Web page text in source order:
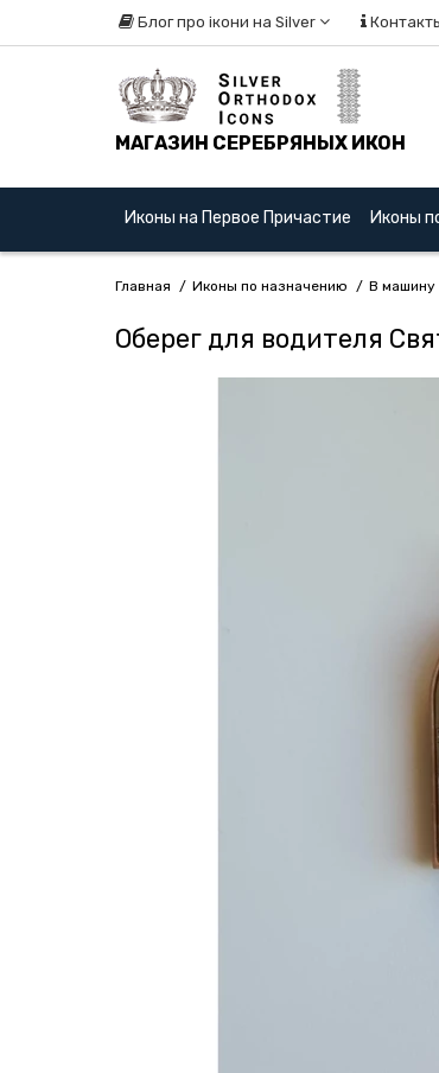
Блог про ікони на Silver
МАГАЗИН СЕРЕБРЯНЫХ ИКОН
Иконы на Первое Причастие Иконы
Главная Иконы по назначению В машину
Оберег для водителя